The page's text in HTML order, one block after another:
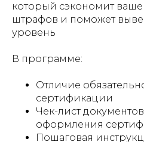
который сэкономит
штрафов и поможет
уровень
В программе:
Отличие
сертификации
Чек-лист
оформления
Пошаговая